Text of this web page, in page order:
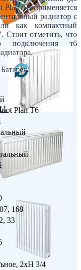
Plan T6 применяется
радиатор с
как компактный
Стоит отметить, что
подключения т6
Plan T6
168
33
2хН 3/4